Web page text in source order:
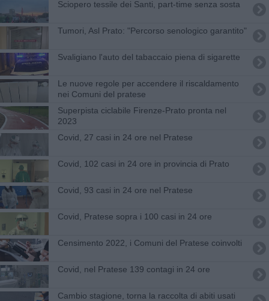
Sciopero tessile dei Santi, part-time senza sosta
Tumori, Asl Prato: "Percorso senologico garantito"
Svaligiano l'auto del tabaccaio piena di sigarette
Le nuove regole per accendere il riscaldamento
nei Comuni del pratese
Superpista ciclabile Firenze-Prato pronta nel
2023
Covid, 27 casi in 24 ore nel Pratese
Covid, 102 casi in 24 ore in provincia di Prato
Covid, 93 casi in 24 ore nel Pratese
Covid, Pratese sopra i 100 casi in 24 ore
Censimento 2022, i Comuni del Pratese coinvolti
Covid, nel Pratese 139 contagi in 24 ore
Cambio stagione, torna la raccolta di abiti usati